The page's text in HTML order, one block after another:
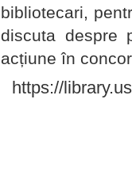
bibliotecari,
discuta despre
acțiune în
https://